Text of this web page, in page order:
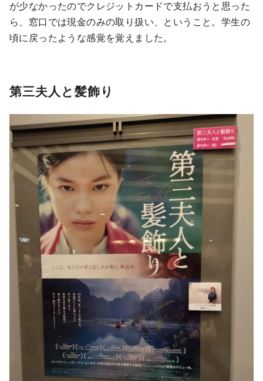
が少なかったのでクレジットカードで支払おうと思った
ら、窓口では現金のみの取り扱い、ということ。学生の
頃に戻ったような感覚を覚えました。
第三夫人と髪飾り